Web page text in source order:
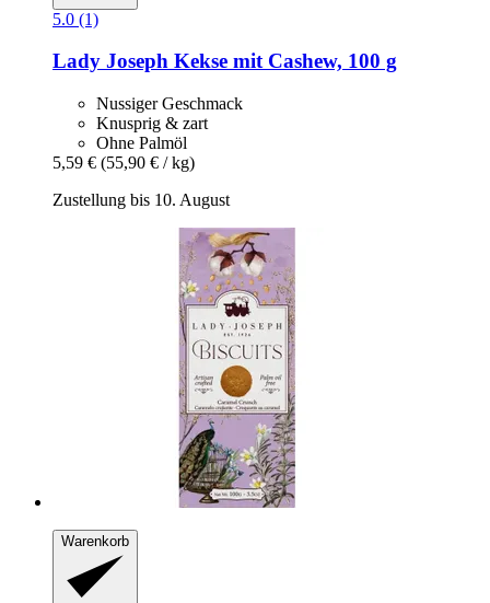
5.0 (1)
Lady Joseph Kekse mit Cashew, 100 g
Nussiger Geschmack
Knusprig & zart
Ohne Palmöl
5,59 € (55,90 € / kg)
Zustellung bis 10. August
Warenkorb